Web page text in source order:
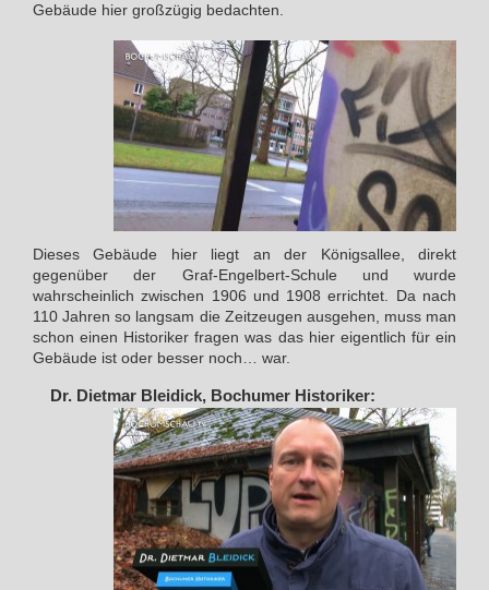
Gebäude hier großzügig bedachten.
Dieses Gebäude hier liegt an der Königsallee, direkt
gegenüber der Graf-Engelbert-Schule und wurde
wahrscheinlich zwischen 1906 und 1908 errichtet. Da nach
110 Jahren so langsam die Zeitzeugen ausgehen, muss man
schon einen Historiker fragen was das hier eigentlich für ein
Gebäude ist oder besser noch… war.
Dr. Dietmar Bleidick, Bochumer Historiker: